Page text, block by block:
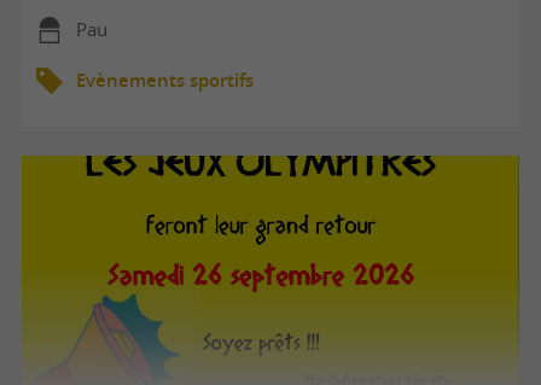
Pau
Evènements sportifs